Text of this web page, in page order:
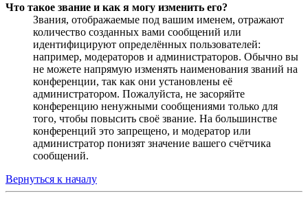
Что такое звание и как я могу изменить его?
Звания, отображаемые под вашим именем, отражают
количество созданных вами сообщений или
идентифицируют определённых пользователей:
например, модераторов и администраторов. Обычно вы
не можете напрямую изменять наименования званий на
конференции, так как они установлены её
администратором. Пожалуйста, не засоряйте
конференцию ненужными сообщениями только для
того, чтобы повысить своё звание. На большинстве
конференций это запрещено, и модератор или
администратор понизят значение вашего счётчика
сообщений.
Вернуться к началу